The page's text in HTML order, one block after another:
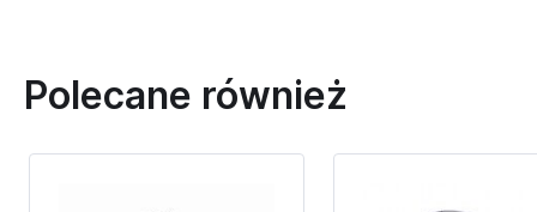
Polecane również